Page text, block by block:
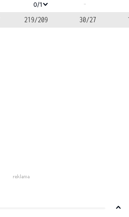
0/1
-
219/209 30/27